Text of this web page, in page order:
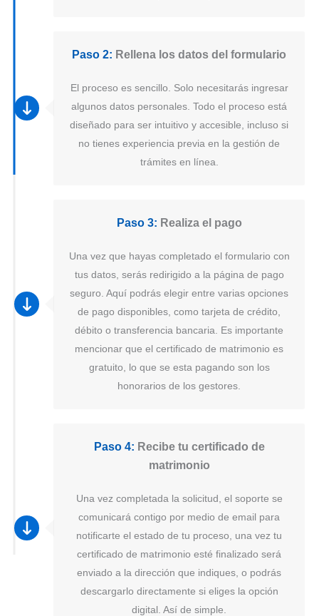
Paso 2: Rellena los datos del formulario
El proceso es sencillo. Solo necesitarás ingresar
algunos datos personales. Todo el proceso está
diseñado para ser intuitivo y accesible, incluso si
no tienes experiencia previa en la gestión de
trámites en línea.
Paso 3: Realiza el pago
Una vez que hayas completado el formulario con
tus datos, serás redirigido a la página de pago
seguro. Aquí podrás elegir entre varias opciones
de pago disponibles, como tarjeta de crédito,
débito o transferencia bancaria. Es importante
mencionar que el certificado de matrimonio es
gratuito, lo que se esta pagando son los
honorarios de los gestores.
Paso 4: Recibe tu certificado de
matrimonio
Una vez completada la solicitud, el soporte se
comunicará contigo por medio de email para
notificarte el estado de tu proceso, una vez tu
certificado de matrimonio esté finalizado será
enviado a la dirección que indiques, o podrás
descargarlo directamente si eliges la opción
digital. Así de simple.